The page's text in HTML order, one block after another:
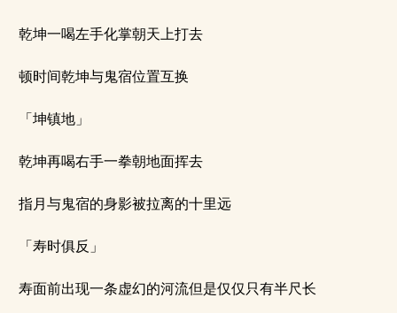
乾坤一喝左手化掌朝天上打去
顿时间乾坤与鬼宿位置互换
「坤镇地」
乾坤再喝右手一拳朝地面挥去
指月与鬼宿的身影被拉离的十里远
「寿时俱反」
寿面前出现一条虚幻的河流但是仅仅只有半尺长